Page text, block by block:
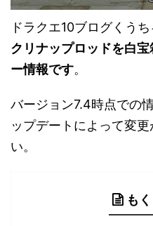
ドラクエ10ブログくう
クリナップロッドを白
ー情報です。
バージョン7.4時点での
ップデートによって変
い。
も